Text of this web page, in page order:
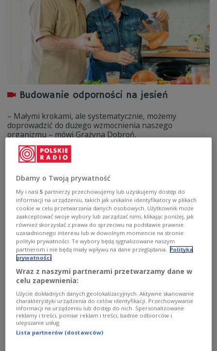
Budowanie odporności na jesień
– Małymi krokami, ale systematycznie, możemy
doprowadzić do dużego wzmocnienia naszego
organizmu – mówi Grażyna Dobroń.
Zobacz więcej na temat:
rozwój osobisty
O sztuce odpoczynku i pokonywania
porażek
– Hiszpański psycholog Rafael Santandreu uważa, że to
my sami tworzymy nasze życie, a do szczęścia wystarczy
niewiele: jedynie odpuszczenie i tworzenie – mówi
Dbamy o Twoją prywatność
My i nasi5 partnerzy przechowujemy lub uzyskujemy dostęp do
informacji na urządzeniu, takich jak unikalne identyfikatory w plikach
cookie w celu przetwarzania danych osobowych. Użytkownik może
zaakceptować swoje wybory lub zarządzać nimi, klikając poniżej, jak
również skorzystać z prawa do sprzeciwu na podstawie prawnie
uzasadnionego interesu lub w dowolnym momencie na stronie
polityki prywatności. Te wybory będą sygnalizowane naszym
partnerom i nie będą miały wpływu na dane przeglądania. Polityka
prywatności
Wraz z naszymi partnerami przetwarzamy dane w
celu zapewnienia:
Użycie dokładnych danych geolokalizacyjnych. Aktywne skanowanie
charakterystyki urządzenia do celów identyfikacji. Przechowywanie
informacji na urządzeniu lub dostęp do nich. Spersonalizowane
reklamy i treści, pomiar reklam i treści, badnie odbiorców i
ulepszanie usług.
Lista partnerów (dostawców)